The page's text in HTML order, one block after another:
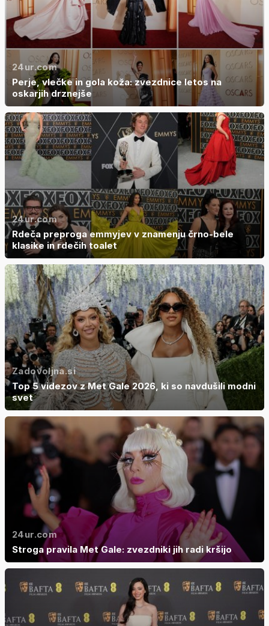
24ur.com
Perje, vlečke in gola koža: zvezdnice letos na
oskarjih drznejše
24ur.com
Rdeča preproga emmyjev v znamenju črno-bele
klasike in rdečih toalet
Zadovoljna.si
Top 5 videzov z Met Gale 2026, ki so navdušili modni
svet
24ur.com
Stroga pravila Met Gale: zvezdniki jih radi kršijo